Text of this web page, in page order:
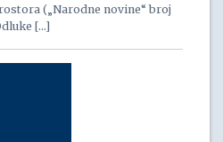
(„Narodne novine“ broj
[…]